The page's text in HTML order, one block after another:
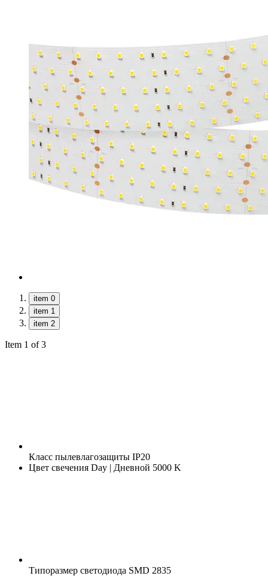
item 0
item 1
item 2
Item 1 of 3
Класс пылевлагозащиты IP20
Цвет свечения Day | Дневной 5000 K
Типоразмер светодиода SMD 2835